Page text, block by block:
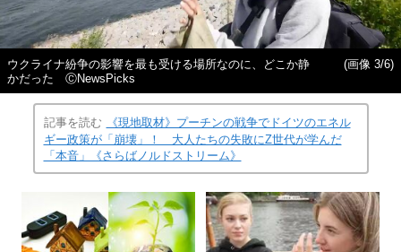
ウクライナ紛争の影響を最も受ける場所なのに、どこか静
かだった ⒸNewsPicks
(画像 3/6)
記事を読む
《現地取材》プーチンの戦争でドイツのエネル
ギー政策が「崩壊」！ 大人たちの失敗にZ世代が学んだ
「本音」《さらばノルドストリーム》